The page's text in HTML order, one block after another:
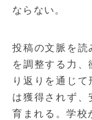
ならない。
投稿の文脈を読
を調整する力
り返りを通じ
は獲得されず、
育まれる。学校